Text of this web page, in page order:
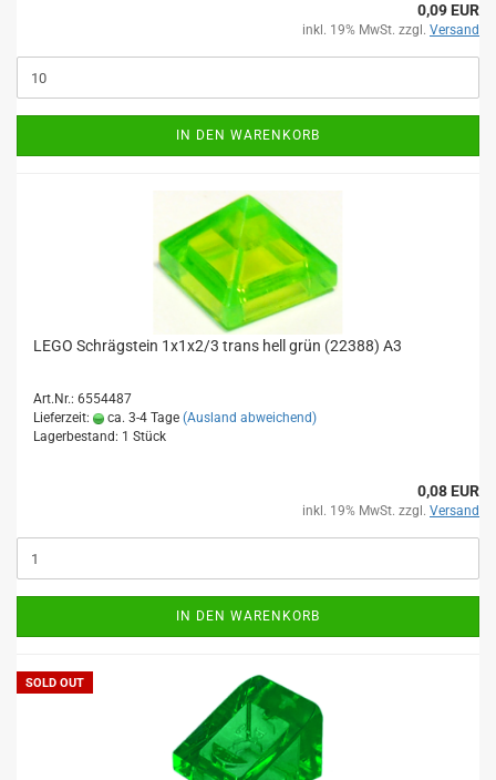
0,09 EUR
inkl. 19% MwSt. zzgl. Versand
IN DEN WARENKORB
LEGO Schrägstein 1x1x2/3 trans hell grün (22388) A3
Art.Nr.: 6554487
Lieferzeit:
ca. 3-4 Tage (Ausland abweichend)
Lagerbestand: 1 Stück
0,08 EUR
inkl. 19% MwSt. zzgl. Versand
IN DEN WARENKORB
SOLD OUT